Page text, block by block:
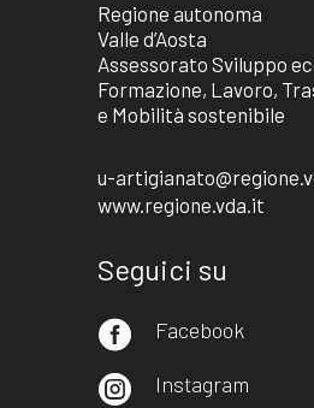
Regione autonoma
Valle d’Aosta
Assessorato Sviluppo
Formazione, Lavoro,
e Mobilità sostenibile
u-
www.regione.vda.it
Seguici su
 Facebook
 Instagram